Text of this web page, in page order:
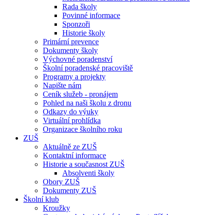
Rada školy
Povinné informace
Sponzoři
Historie školy
Primární prevence
Dokumenty školy
Výchovné poradenství
Školní poradenské pracoviště
Programy a projekty
Napište nám
Ceník služeb - pronájem
Pohled na naši školu z dronu
Odkazy do výuky
Virtuální prohlídka
Organizace školního roku
ZUŠ
Aktuálně ze ZUŠ
Kontaktní informace
Historie a současnost ZUŠ
Absolventi školy
Obory ZUŠ
Dokumenty ZUŠ
Školní klub
Kroužky